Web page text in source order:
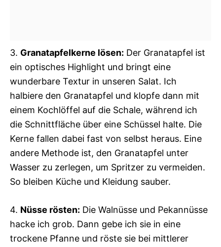
3. Granatapfelkerne lösen: Der Granatapfel ist
ein optisches Highlight und bringt eine
wunderbare Textur in unseren Salat. Ich
halbiere den Granatapfel und klopfe dann mit
einem Kochlöffel auf die Schale, während ich
die Schnittfläche über eine Schüssel halte. Die
Kerne fallen dabei fast von selbst heraus. Eine
andere Methode ist, den Granatapfel unter
Wasser zu zerlegen, um Spritzer zu vermeiden.
So bleiben Küche und Kleidung sauber.
4. Nüsse rösten: Die Walnüsse und Pekannüsse
hacke ich grob. Dann gebe ich sie in eine
trockene Pfanne und röste sie bei mittlerer